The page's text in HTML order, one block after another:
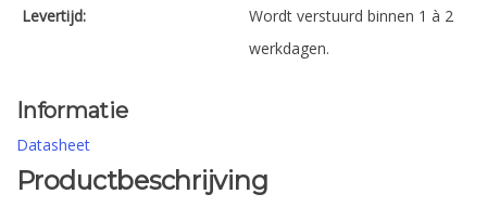
Levertijd:
Wordt verstuurd binnen 1 à 2
werkdagen.
Informatie
Datasheet
Productbeschrijving